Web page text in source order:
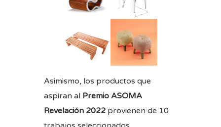
Asimismo, los productos que
aspiran al Premio ASOMA
Revelación 2022 provienen de 10